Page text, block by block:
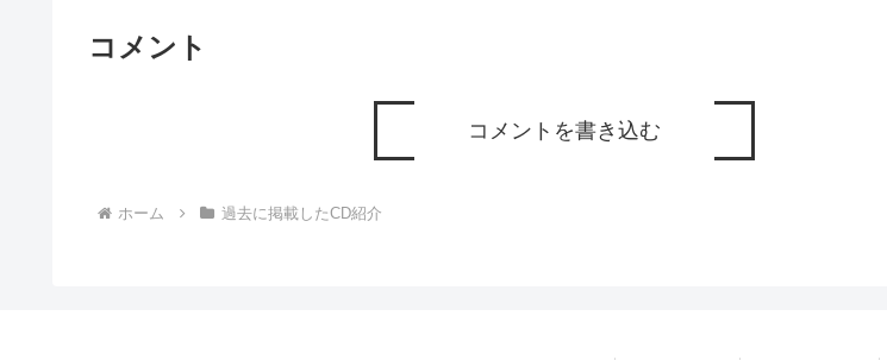
コメント
コメントを書き込む
ホーム 過去に掲載したCD紹介